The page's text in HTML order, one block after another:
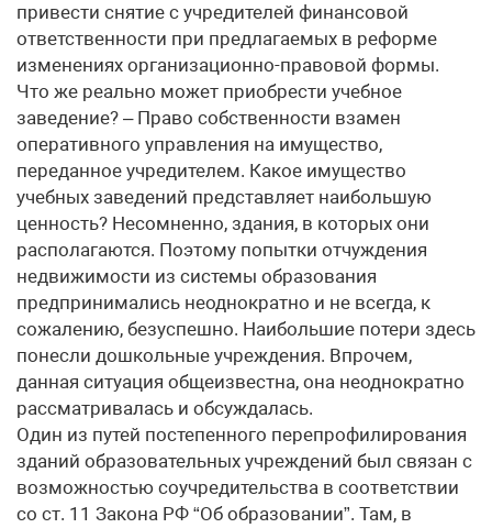
привести снятие с учредителей финансовой
ответственности при предлагаемых в реформе
изменениях организационно-правовой формы.
Что же реально может приобрести учебное
заведение? – Право собственности взамен
оперативного управления на имущество,
переданное учредителем. Какое имущество
учебных заведений представляет наибольшую
ценность? Несомненно, здания, в которых они
располагаются. Поэтому попытки отчуждения
недвижимости из системы образования
предпринимались неоднократно и не всегда, к
сожалению, безуспешно. Наибольшие потери здесь
понесли дошкольные учреждения. Впрочем,
данная ситуация общеизвестна, она неоднократно
рассматривалась и обсуждалась.
Один из путей постепенного перепрофилирования
зданий образовательных учреждений был связан с
возможностью соучредительства в соответствии
со ст. 11 Закона РФ “Об образовании”. Там, в